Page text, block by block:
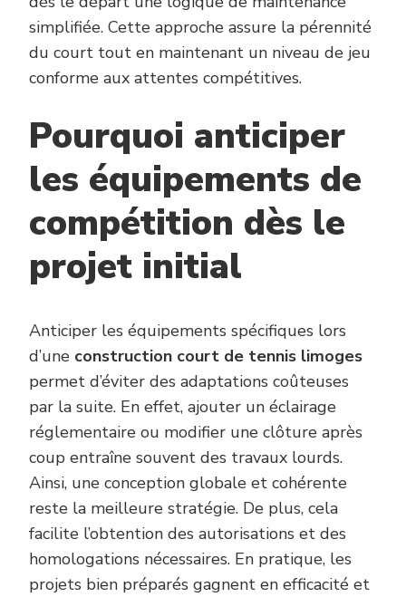
simplifiée. Cette approche assure la pérennité
du court tout en maintenant un niveau de jeu
conforme aux attentes compétitives.
Pourquoi anticiper
les équipements de
compétition dès le
projet initial
Anticiper les équipements spécifiques lors
d’une construction court de tennis limoges
permet d’éviter des adaptations coûteuses
par la suite. En effet, ajouter un éclairage
réglementaire ou modifier une clôture après
coup entraîne souvent des travaux lourds.
Ainsi, une conception globale et cohérente
reste la meilleure stratégie. De plus, cela
facilite l’obtention des autorisations et des
homologations nécessaires. En pratique, les
projets bien préparés gagnent en efficacité et